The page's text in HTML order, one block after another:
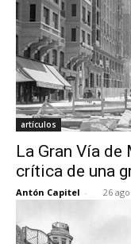
artículos
La Gran Vía
crítica de una
Antón Capitel - 26